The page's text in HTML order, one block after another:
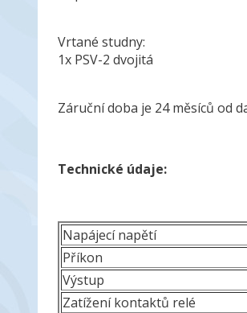
Vrtané studny:
1x PSV-2 dvojitá
Záruční doba je 24 měsíců od
Technické údaje:
Napájecí napětí
Příkon
Výstup
Zatížení kontaktů relé